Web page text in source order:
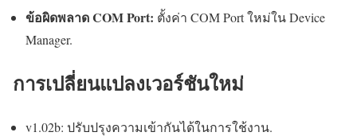
ข้อผิดพลาด COM Port: ตั้งค่า COM Port ใหม่ใน Device
Manager.
การเปลี่ยนแปลงเวอร์ชันใหม่
v1.02b: ปรับปรุงความเข้ากันได้ในการใช้งาน.